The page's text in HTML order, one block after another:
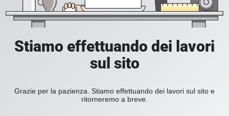
Stiamo effettuando dei lavori
sul sito
Grazie per la pazienza. Stiamo effettuando dei lavori sul sito e
ritorneremo a breve.